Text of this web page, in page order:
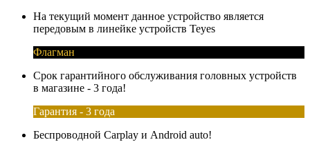
На текущий момент данное устройство является
передовым в линейке устройств Teyes
Флагман
Срок гарантийного обслуживания головных устройств
в магазине - 3 года!
Гарантия - 3 года
Беспроводной Carplay и Android auto!